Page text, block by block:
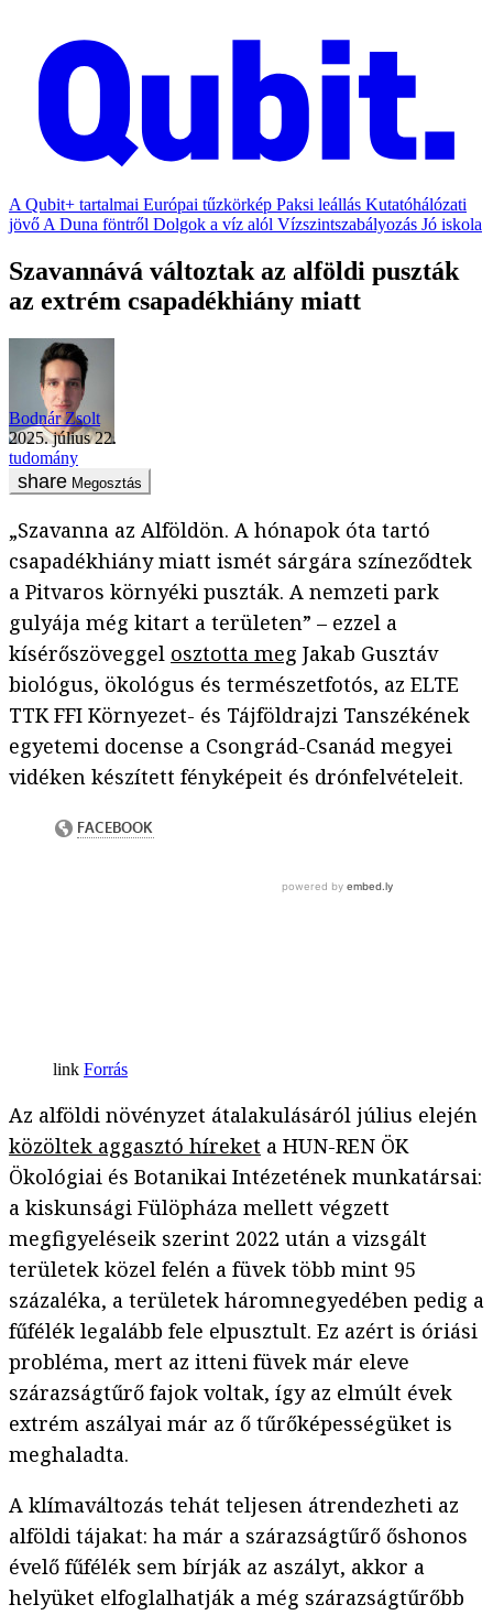
A Qubit+ tartalmai Európai tűzkörkép Paksi leállás Kutatóhálózati
jövő A Duna föntről Dolgok a víz alól Vízszintszabályozás Jó iskola
Szavannává változtak az alföldi puszták
az extrém csapadékhiány miatt
Bodnár Zsolt
2025. július 22.
tudomány
Megosztás
„Szavanna az Alföldön. A hónapok óta tartó
csapadékhiány miatt ismét sárgára színeződtek
a Pitvaros környéki puszták. A nemzeti park
gulyája még kitart a területen” – ezzel a
kísérőszöveggel osztotta meg Jakab Gusztáv
biológus, ökológus és természetfotós, az ELTE
TTK FFI Környezet- és Tájföldrajzi Tanszékének
egyetemi docense a Csongrád-Csanád megyei
vidéken készített fényképeit és drónfelvételeit.
Forrás
Az alföldi növényzet átalakulásáról július elején
közöltek aggasztó híreket a HUN-REN ÖK
Ökológiai és Botanikai Intézetének munkatársai:
a kiskunsági Fülöpháza mellett végzett
megfigyeléseik szerint 2022 után a vizsgált
területek közel felén a füvek több mint 95
százaléka, a területek háromnegyedében pedig a
fűfélék legalább fele elpusztult. Ez azért is óriási
probléma, mert az itteni füvek már eleve
szárazságtűrő fajok voltak, így az elmúlt évek
extrém aszályai már az ő tűrőképességüket is
meghaladta.
A klímaváltozás tehát teljesen átrendezheti az
alföldi tájakat: ha már a szárazságtűrő őshonos
évelő fűfélék sem bírják az aszályt, akkor a
helyüket elfoglalhatják a még szárazságtűrőbb